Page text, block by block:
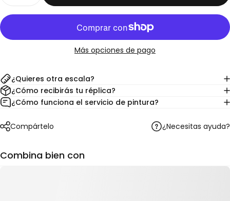
Más opciones de pago
¿Quieres otra escala?
¿Cómo recibirás tu réplica?
¿Cómo funciona el servicio de pintura?
Compártelo ¿Necesitas ayuda?
Combina bien con